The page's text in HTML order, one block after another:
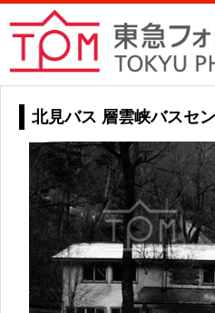
北見バス 層雲峡バスセ